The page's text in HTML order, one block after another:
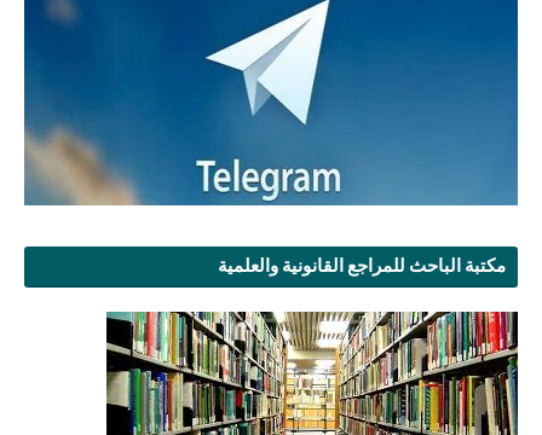
مكتبة الباحث للمراجع القانونية والعلمية